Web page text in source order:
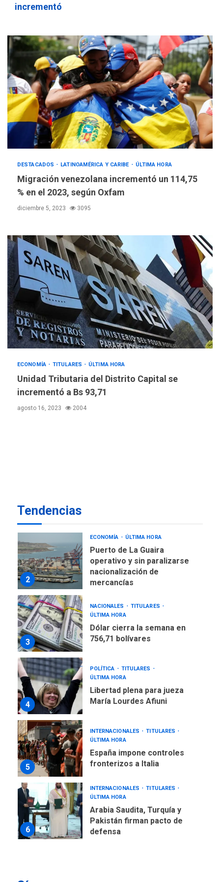
incrementó
DESTACADOS LATINOAMÉRICA Y CARIBE ÚLTIMA HORA
Migración venezolana incrementó un 114,75
% en el 2023, según Oxfam
diciembre 5, 2023 3095
ECONOMÍA TITULARES ÚLTIMA HORA
Unidad Tributaria del Distrito Capital se
incrementó a Bs 93,71
agosto 16, 2023 2004
Tendencias
3
ÚLTIMA HORA
Dólar cierra la semana en
4
ÚLTIMA HORA
Libertad plena para jueza
María Lourdes Afiuni
5
INTERNACIONALES
TITULARES
ÚLTIMA HORA
España impone controles
fronterizos a Italia
6
Pakistán firman pacto de
defensa
1
2
ECONOMÍA ÚLTIMA HORA
Puerto de La Guaira
operativo y sin paralizarse
nacionalización de
mercancías
3
NACIONALES
TITULARES
ÚLTIMA HORA
Dólar cierra la semana en
756,71 bolívares
4
POLÍTICA
TITULARES
ÚLTIMA HORA
Libertad plena para jueza
María Lourdes Afiuni
5
INTERNACIONALES
TITULARES
ÚLTIMA HORA
España impone controles
fronterizos a Italia
6
INTERNACIONALES
TITULARES
ÚLTIMA HORA
Arabia Saudita, Turquía y
Pakistán firman pacto de
defensa